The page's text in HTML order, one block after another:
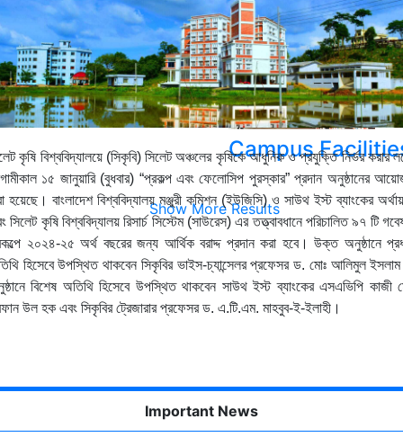
Hall Facilities
Campus
Show More Results
কৃষি বিশ্ববিদ্যালয়ে (সিকৃবি) সিলেট অঞ্চলের কৃষিকে আধুনিক ও প্রযুক্তি নির্ভর করার
১৫ জানুয়ারি (বুধবার) “প্রকল্প এবং ফেলোসিপ পুরস্কার” প্রদান অনুষ্ঠানের
হয়েছে। বাংলাদেশ বিশ্ববিদ্যালয় মঞ্জুরী কমিশন (ইউজিসি) ও সাউথ ইস্ট ব্যাংকের
সিলেট কৃষি বিশ্ববিদ্যালয় রিসার্চ সিস্টেম (সাউরেস) এর তত্ত্বাবধানে পরিচালিত ৯৭ টি
২০২৪-২৫ অর্থ বছরের জন্য আর্থিক বরাদ্দ প্রদান করা হবে। উক্ত অনুষ্ঠানে
হিসেবে উপস্থিত থাকবেন সিকৃবির ভাইস-চ্যান্সেলর প্রফেসর ড. মোঃ আলিমুল
বিশেষ অতিথি হিসেবে উপস্থিত থাকবেন সাউথ ইস্ট ব্যাংকের এসএভিপি কাজী
উল হক এবং সিকৃবির ট্রেজারারপ্রফেসর ড. এ.টি.এম. মাহবুব-ই-ইলাহী।
Important News